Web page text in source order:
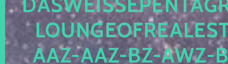
AZ-AAZ-BZ-AWZ-